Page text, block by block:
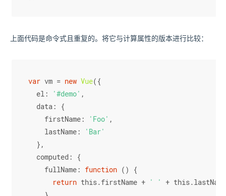
上面代码是命令式且重复的。将它与计算属性的版本进行比较：
var vm = new Vue({
el: '#demo' ,
data: {
firstName: 'Foo' ,
lastName:
'Bar'
  },
computed: {
fullName: function ( ) {
return this.firstName + ' ' + this.lastName